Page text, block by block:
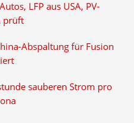
LFP aus USA, PV-
prüft
Abspaltung für Fusion
sauberen Strom pro